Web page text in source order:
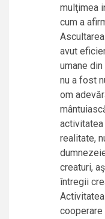
mulţimea
cum a
avut
umane
nu a fost
om
activitatea
realitate,
creaturi,
întregii
cooperare